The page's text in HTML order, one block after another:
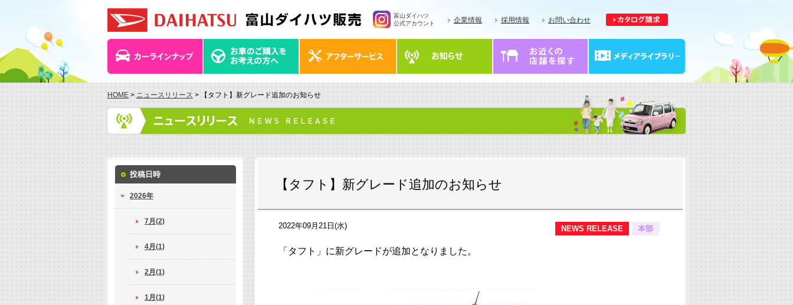
富山ダイハツ
公式アカウント
企業情報 採用情報 お問い合わせ
HOME>ニュースリリース> 【タフト】新グレード追加のお知らせ
投稿日時
2026年
7月(2)
4月(1)
2月(1)
1月(1)
【タフト】新グレード追加のお知らせ
2022年09月21日(水) NEWS RELEASE 本部
「タフト」に新グレードが追加となりました。